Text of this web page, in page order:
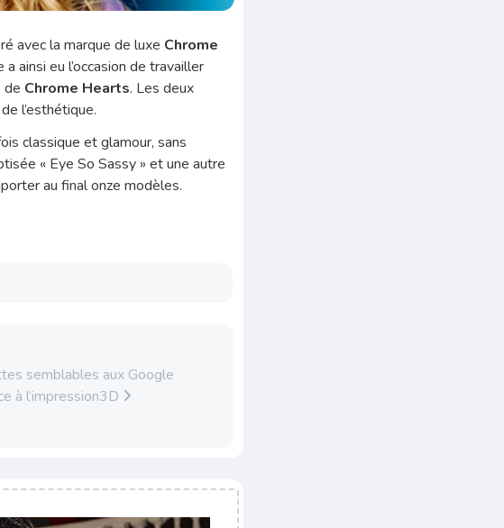
avec la marque de luxe Chrome
a ainsi eu l’occasion de travailler
de Chrome Hearts. Les deux
l’esthétique.
classique et glamour, sans
« Eye So Sassy » et une autre
au final onze modèles.
semblables aux Google
à l’impression3D